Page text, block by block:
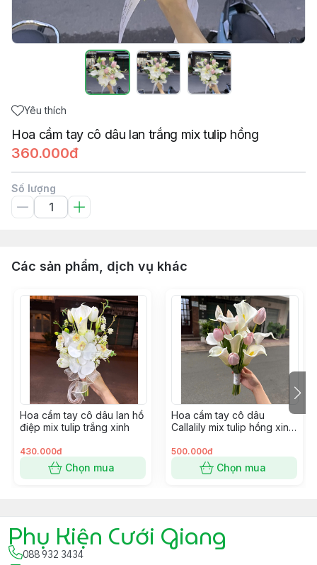
Yêu thích
Hoa cầm tay cô dâu lan trắng mix tulip hồng
360.000đ
Số lượng
Các sản phẩm, dịch vụ khác
Hoa cầm tay cô dâu lan hồ
điệp mix tulip trắng xinh
430.000đ
Chọn mua
Hoa cầm tay cô dâu
Callalily mix tulip hồng xinh
500.000đ
Chọn mua
Phụ Kiện Cưới Giang
088 932 3434